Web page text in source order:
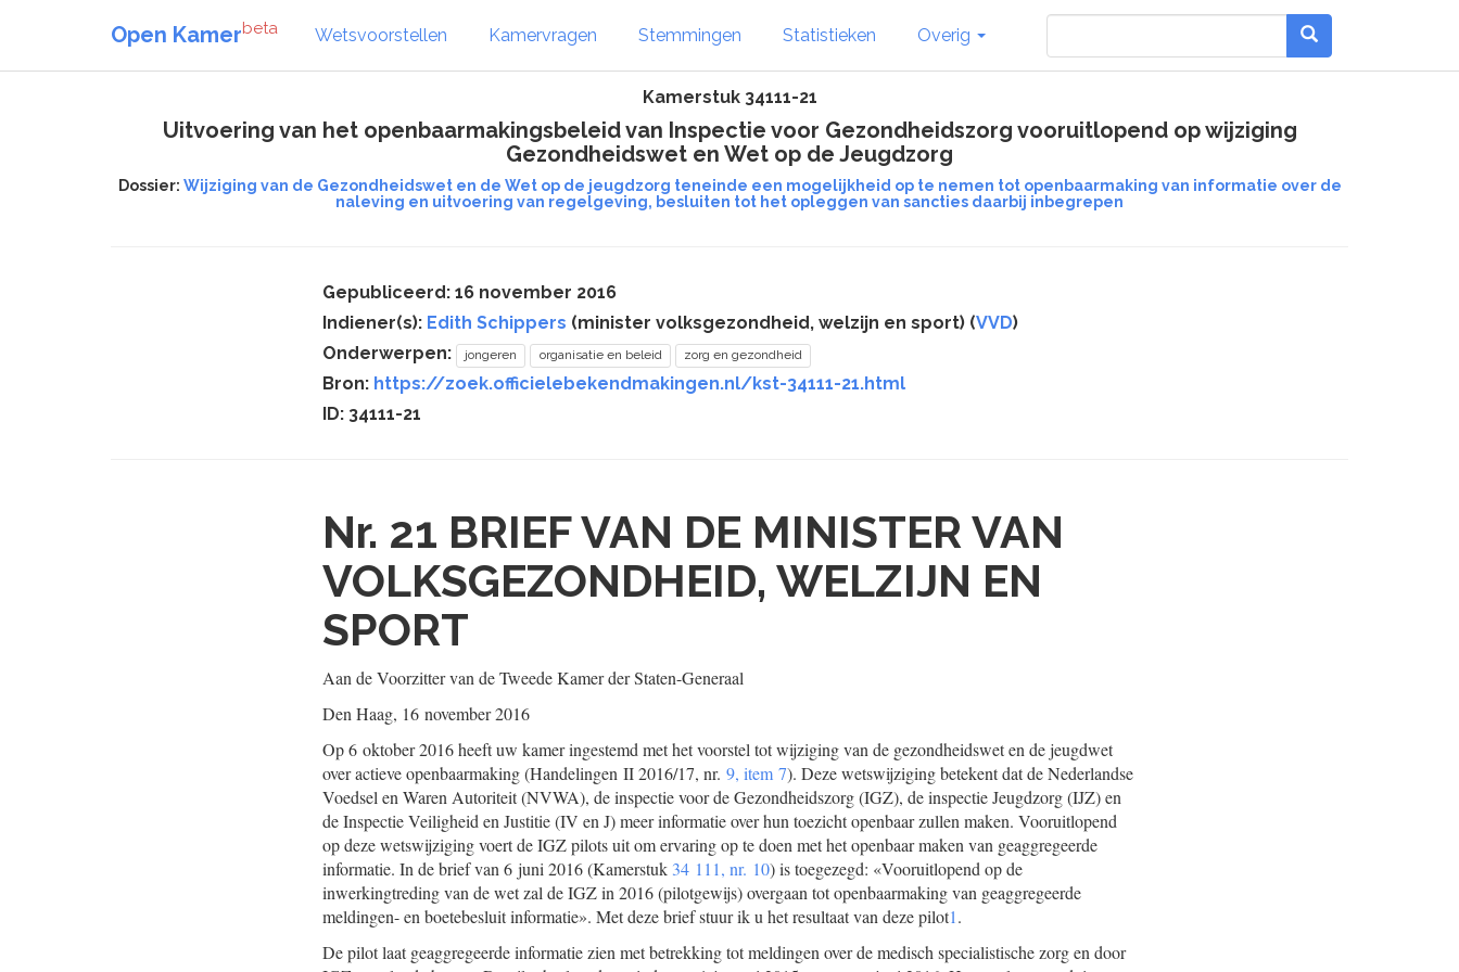
Open Kamerbeta Wetsvoorstellen Kamervragen Stemmingen Statistieken Overig
Kamerstuk 34111-21
Uitvoering van het openbaarmakingsbeleid van Inspectie voor Gezondheidszorg vooruitlopend op wijziging
Gezondheidswet en Wet op de Jeugdzorg
Dossier: Wijziging van de Gezondheidswet en de Wet op de jeugdzorg teneinde een mogelijkheid op te nemen tot openbaarmaking van informatie over de
naleving en uitvoering van regelgeving, besluiten tot het opleggen van sancties daarbij inbegrepen
Gepubliceerd: 16 november 2016
Indiener(s): Edith Schippers (minister volksgezondheid, welzijn en sport) (VVD)
Onderwerpen:
jongeren organisatie en beleid zorg en gezondheid
Bron: https://zoek.officielebekendmakingen.nl/kst-34111-21.html
ID: 34111-21
Nr. 21 BRIEF VAN DE MINISTER VAN
VOLKSGEZONDHEID, WELZIJN EN
SPORT
Aan de Voorzitter van de Tweede Kamer der Staten-Generaal
Den Haag, 16 november 2016
Op 6 oktober 2016 heeft uw kamer ingestemd met het voorstel tot wijziging van de gezondheidswet en de jeugdwet
over actieve openbaarmaking (Handelingen II 2016/17, nr. 9, item 7). Deze wetswijziging betekent dat de Nederlandse
Voedsel en Waren Autoriteit (NVWA), de inspectie voor de Gezondheidszorg (IGZ), de inspectie Jeugdzorg (IJZ) en
de Inspectie Veiligheid en Justitie (IV en J) meer informatie over hun toezicht openbaar zullen maken. Vooruitlopend
op deze wetswijziging voert de IGZ pilots uit om ervaring op te doen met het openbaar maken van geaggregeerde
informatie. In de brief van 6 juni 2016 (Kamerstuk 34 111, nr. 10) is toegezegd: «Vooruitlopend op de
inwerkingtreding van de wet zal de IGZ in 2016 (pilotgewijs) overgaan tot openbaarmaking van geaggregeerde
meldingen- en boetebesluit informatie». Met deze brief stuur ik u het resultaat van deze pilot1.
De pilot laat geaggregeerde informatie zien met betrekking tot meldingen over de medisch specialistische zorg en door